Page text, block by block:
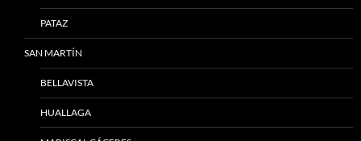
PATAZ
SAN MARTÍN
BELLAVISTA
HUALLAGA